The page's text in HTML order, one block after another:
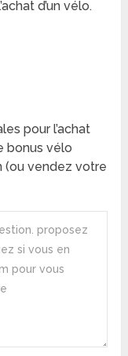
d’un vélo.
pour l’achat
bonus vélo
(ou vendez votre